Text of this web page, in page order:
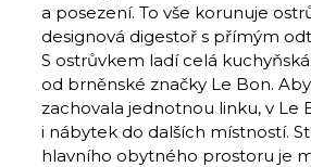
a posezení. To vše korunuje
designová digestoř s přímým
S ostrůvkem ladí celá kuchyňská
od brněnské značky Le Bon.
zachovala jednotnou linku, v Le
i nábytek do dalších místností.
hlavního obytného prostoru je